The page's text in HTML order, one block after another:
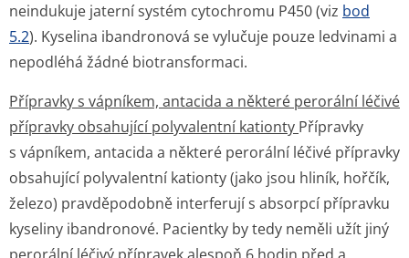
neindukuje jaterní systém cytochromu P450 (viz bod
5.2). Kyselina ibandronová se vylučuje pouze ledvinami a
nepodléhá žádné biotransformaci.
Přípravky s vápníkem, antacida a některé perorální léčivé
přípravky obsahující polyvalentní kationty Přípravky
s vápníkem, antacida a některé perorální léčivé přípravky
obsahující polyvalentní kationty (jako jsou hliník, hořčík,
železo) pravděpodobně interferují s absorpcí přípravku
kyseliny ibandronové. Pacientky by tedy neměli užít jiný